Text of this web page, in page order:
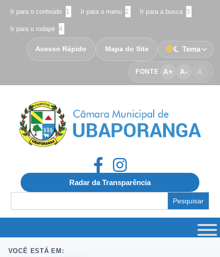
Ir para o conteúdo 1 Ir para o menu 2 Ir para a busca 3
Ir para o rodapé 4
FONTE A+ A- A
Acesso Rápido Mapa do Site Tema
Radar da Transparência
for:
VOCÊ ESTÁ EM: